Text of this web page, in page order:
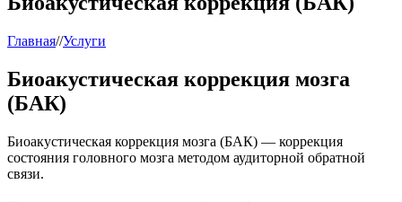
Главная//Услуги
Биоакустическая коррекция мозга
(БАК)
Биоакустическая коррекция мозга (БАК) — коррекция
состояния головного мозга методом аудиторной обратной
связи.